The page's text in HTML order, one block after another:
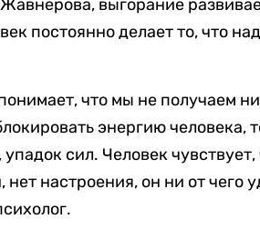
выгорание
постоянно делает то, что
что мы не получаем
энергию человека,
упадок сил. Человек
нет настроения, он ни от чего